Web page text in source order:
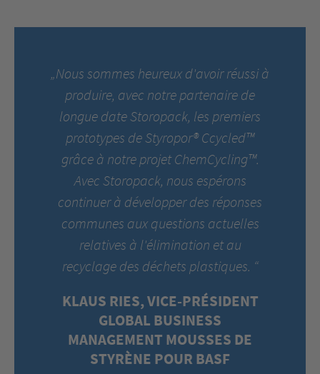
„Nous sommes heureux d'avoir réussi à
produire, avec notre partenaire de
longue date Storopack, les premiers
prototypes de Styropor® Ccycled™
grâce à notre projet ChemCycling™.
Avec Storopack, nous espérons
continuer à développer des réponses
communes aux questions actuelles
relatives à l'élimination et au
recyclage des déchets plastiques. “
KLAUS RIES, VICE-PRÉSIDENT
GLOBAL BUSINESS
MANAGEMENT MOUSSES DE
STYRÈNE POUR BASF